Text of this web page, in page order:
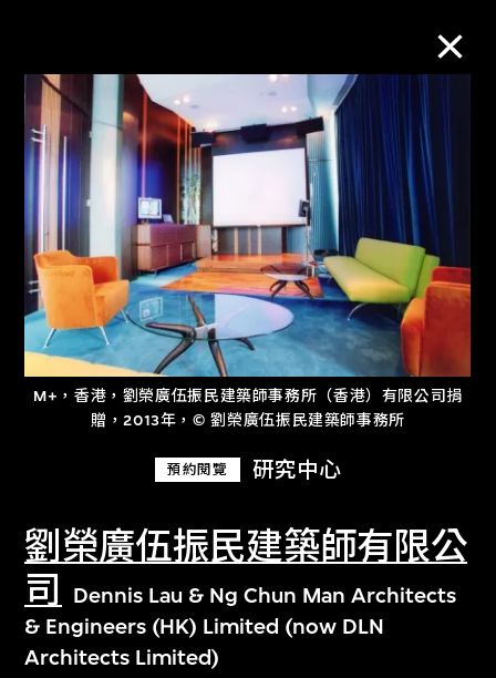
M+，香港，劉榮廣伍振民建築師事務所（香港）有限公司捐
贈，2013年，© 劉榮廣伍振民建築師事務所
預約閱覽 研究中心
劉榮廣伍振民建築師有限公
司
Dennis Lau & Ng Chun Man Architects
& Engineers (HK) Limited (now DLN
Architects Limited)
M+藏品
進一步篩選 搜索
關於M+藏品
探索世界頂級的二十及二十一世紀視覺
文化藏品。